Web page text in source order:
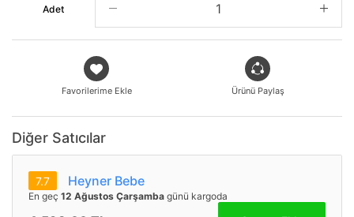
Adet
Favorilerime Ekle Ürünü Paylaş
Diğer Satıcılar
7.7 Heyner Bebe
En geç 12 Ağustos Çarşamba günü kargoda